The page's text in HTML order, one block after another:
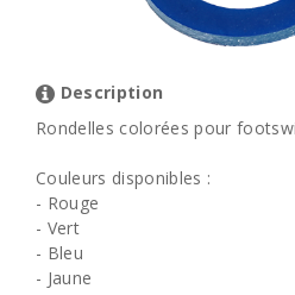
Description
Rondelles colorées pour
Couleurs disponibles :
- Rouge
- Vert
- Bleu
- Jaune